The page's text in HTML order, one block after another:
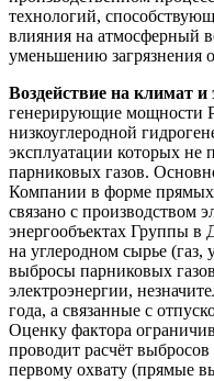
технологий,
влияния на атмосферный
уменьшению загрязнения
Воздействие на климат и
генерирующие мощности
низкоуглеродной
эксплуатации которых не
парниковых газов.
Компании в форме прямых
связано с производством
энергообъектах Группы
на углеродном сырье
выбросы парниковых
электроэнергии,
года, а связанные с
Оценку фактора
проводит расчёт
первому охвату (прямые